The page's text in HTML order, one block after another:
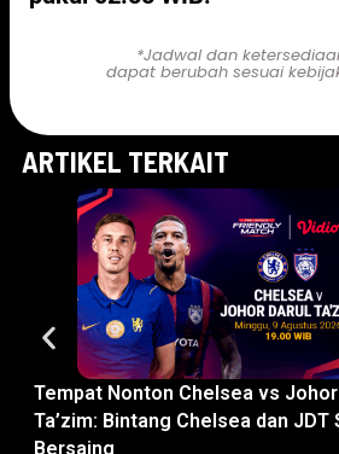
*Jadwal dan
dapat berubah sesuai
ARTIKEL TERKAIT
Tempat Nonton Chelsea vs
Ta’zim: Bintang Chelsea dan JDT
Bersaing